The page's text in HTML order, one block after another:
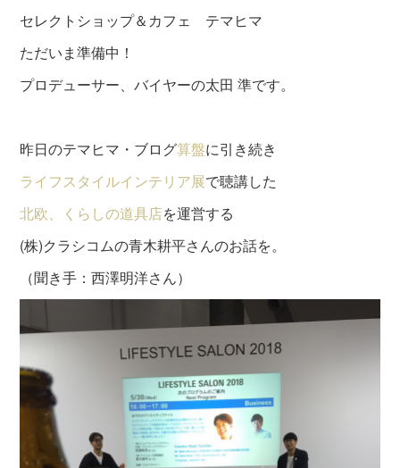
セレクトショップ＆カフェ テマヒマ
ただいま準備中！
プロデューサー、バイヤーの太田 準です。
昨日のテマヒマ・ブログ算盤に引き続き
ライフスタイルインテリア展で聴講した
北欧、くらしの道具店を運営する
(株)クラシコムの青木耕平さんのお話を。
（聞き手：西澤明洋さん）